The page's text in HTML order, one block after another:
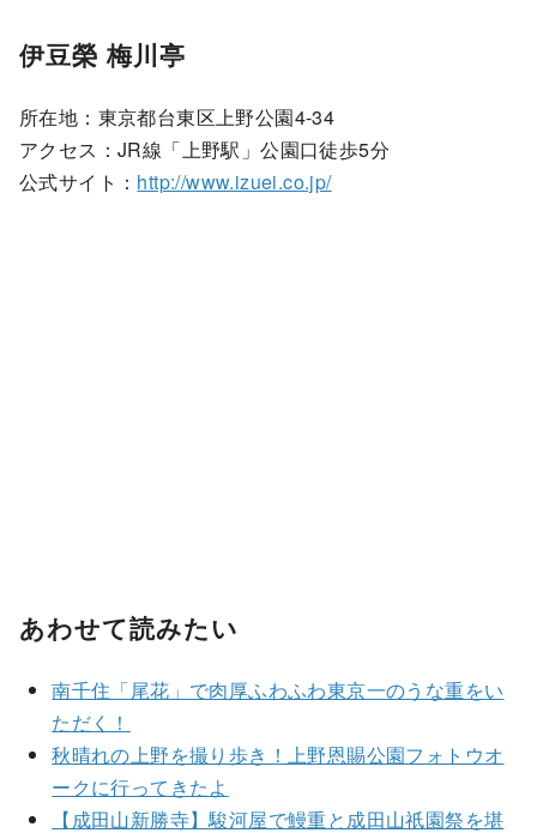
伊豆榮 梅川亭
所在地：東京都台東区上野公園4-34
アクセス：JR線「上野駅」公園口徒歩5分
公式サイト： http://www.izuei.co.jp/
あわせて読みたい
南千住「尾花」で肉厚ふわふわ東京一のうな重をい
ただく！
秋晴れの上野を撮り歩き！上野恩賜公園フォトウオ
ークに行ってきたよ
【成田山新勝寺】駿河屋で鰻重と成田山祇園祭を堪